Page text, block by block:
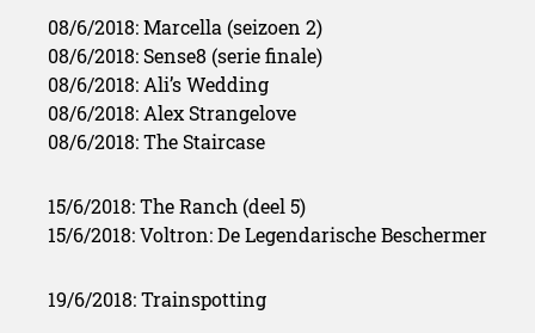
08/6/2018: Marcella (seizoen 2)
08/6/2018: Sense8 (serie finale)
08/6/2018: Ali’s Wedding
08/6/2018: Alex Strangelove
08/6/2018: The Staircase
15/6/2018: The Ranch (deel 5)
15/6/2018: Voltron: De Legendarische Beschermer
19/6/2018: Trainspotting